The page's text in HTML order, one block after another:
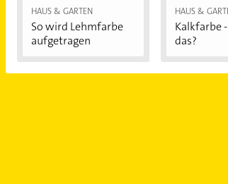
HAUS & GARTEN
So wird Lehmfarbe
aufgetragen
HAUS &
Kalkfarbe
das?